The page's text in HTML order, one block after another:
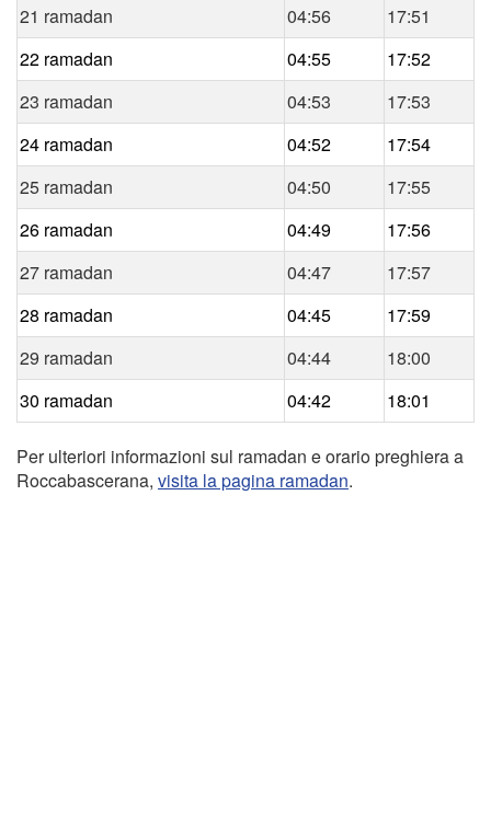
21 ramadan
04:56
17:51
22 ramadan
04:55
17:52
23 ramadan
04:53
17:53
24 ramadan
04:52
17:54
25 ramadan
04:50
17:55
26 ramadan
04:49
17:56
27 ramadan
04:47
17:57
28 ramadan
04:45
17:59
29 ramadan
04:44
18:00
30 ramadan
04:42 18:01
Per ulteriori informazioni sul ramadan e orario preghiera a
Roccabascerana, visita la pagina ramadan.